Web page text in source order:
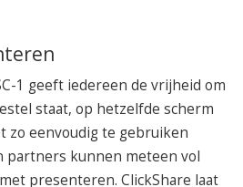
1 geeft iedereen de vrijheid om
staat, op hetzelfde scherm
zo eenvoudig te gebruiken
partners kunnen meteen vol
presenteren. ClickShare laat